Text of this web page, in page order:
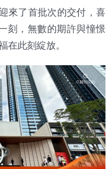
來了首批次的交付，喜
刻，無數的期許與憧憬
在此刻綻放。